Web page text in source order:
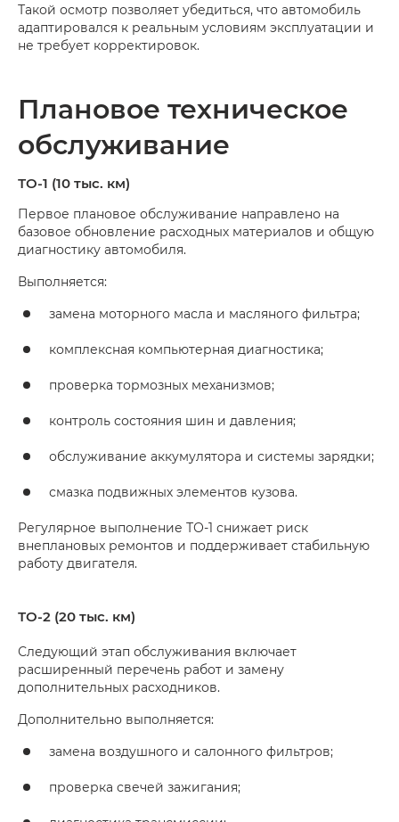
Такой осмотр позволяет убедиться, что автомобиль
адаптировался к реальным условиям эксплуатации и
не требует корректировок.
Плановое техническое
обслуживание
ТО-1 (10 тыс. км)
Первое плановое обслуживание направлено на
базовое обновление расходных материалов и общую
диагностику автомобиля.
Выполняется:
замена моторного масла и масляного фильтра;
комплексная компьютерная диагностика;
проверка тормозных механизмов;
контроль состояния шин и давления;
обслуживание аккумулятора и системы зарядки;
смазка подвижных элементов кузова.
Регулярное выполнение ТО-1 снижает риск
внеплановых ремонтов и поддерживает стабильную
работу двигателя.
ТО-2 (20 тыс. км)
Следующий этап обслуживания включает
расширенный перечень работ и замену
дополнительных расходников.
Дополнительно выполняется:
замена воздушного и салонного фильтров;
проверка свечей зажигания;